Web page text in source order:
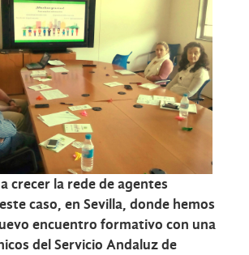
crecer la rede de agentes
caso, en Sevilla, donde hemos
encuentro formativo con una
del Servicio Andaluz de